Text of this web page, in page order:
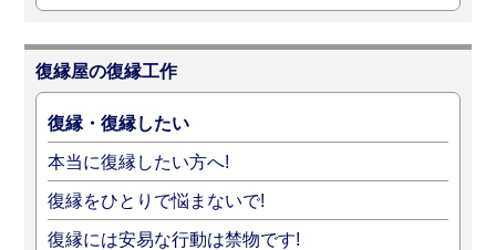
復縁屋の復縁工作
復縁・復縁したい
本当に復縁したい方へ!
復縁をひとりで悩まないで!
復縁には安易な行動は禁物です!